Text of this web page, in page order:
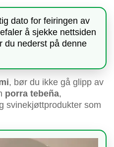
dato for feiringen av
å sjekke nettsiden
du nederst på denne
, bør du ikke gå glipp av
porra tebeña,
svinekjøttprodukter som